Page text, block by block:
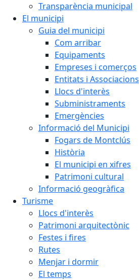
Transparència municipal
El municipi
Guia del municipi
Com arribar
Equipaments
Empreses i comerços
Entitats i Associacions
Llocs d'interès
Subministraments
Emergències
Informació del Municipi
Fogars de Montclús
Història
El municipi en xifres
Patrimoni cultural
Informació geogràfica
Turisme
Llocs d'interès
Patrimoni arquitectònic
Festes i fires
Rutes
Menjar i dormir
El temps